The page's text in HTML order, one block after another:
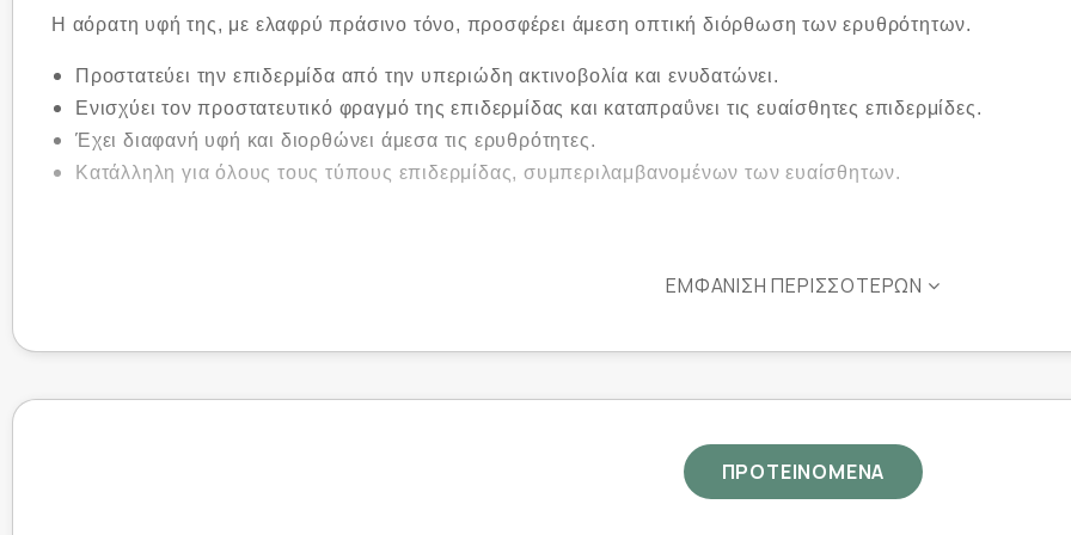
Η αόρατη υφή της, με ελαφρύ πράσινο τόνο, προσφέρει άμεση οπτική διόρθωση των ερυθρότητων.
Προστατεύει την επιδερμίδα από την υπεριώδη ακτινοβολία και ενυδατώνει.
Ενισχύει τον προστατευτικό φραγμό της επιδερμίδας και καταπραΰνει τις ευαίσθητες επιδερμίδες.
Έχει διαφανή υφή και διορθώνει άμεσα τις ερυθρότητες.
Κατάλληλη για όλους τους τύπους επιδερμίδας, συμπεριλαμβανομένων των ευαίσθητων.
ΕΜΦΆΝΙΣΗ ΠΕΡΙΣΣΌΤΕΡΩΝ
ΠΡΟΤΕΙΝΟΜΕΝΑ